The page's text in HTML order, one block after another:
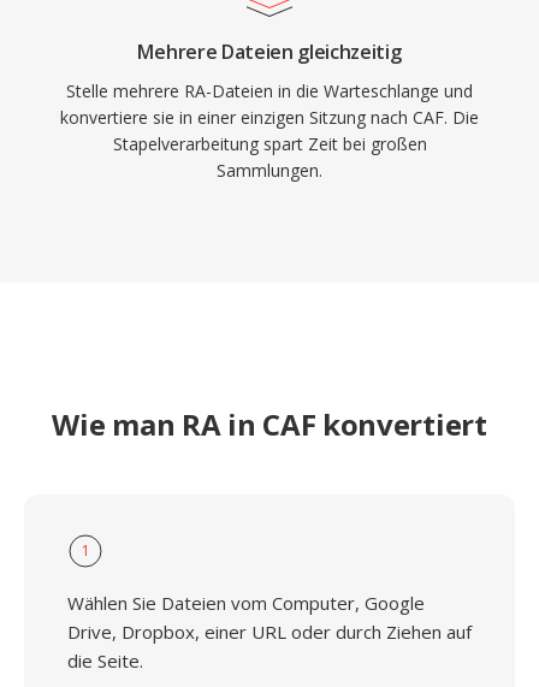
Mehrere Dateien gleichzeitig
Stelle mehrere RA-Dateien in die Warteschlange und
konvertiere sie in einer einzigen Sitzung nach CAF. Die
Stapelverarbeitung spart Zeit bei großen
Sammlungen.
Wie man RA in CAF konvertiert
1
Wählen Sie Dateien vom Computer, Google
Drive, Dropbox, einer URL oder durch Ziehen auf
die Seite.